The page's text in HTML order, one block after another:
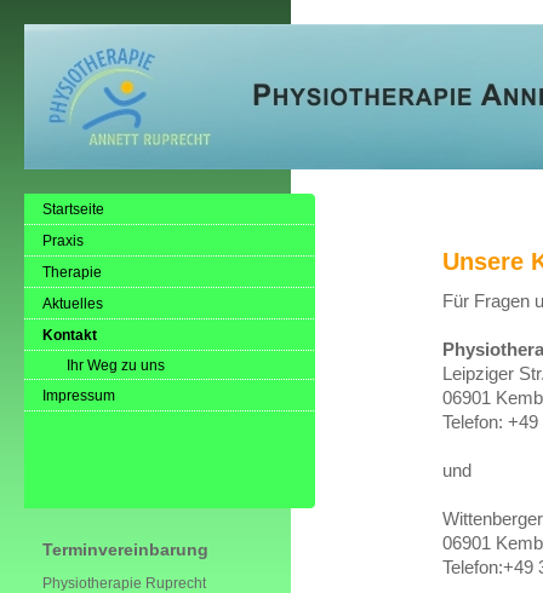
Unsere
Für Fragen
Leipziger
06901
Telefon:
und
06901
Telefon: +49
Startseite
Praxis
Therapie
Aktuelles
Kontakt
Ihr Weg zu uns
Impressum
Terminvereinbarung
Physiotherapie Ruprecht